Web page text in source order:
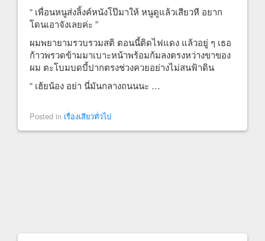
“ เพื่อนหนูส่งลิ้งค์หนังโป๊มาให้ หนูดูแล้วเสียวหี อยาก
โดนเอาจังเลยค่ะ ”
ผมพยายามรวบรวมสติ ตอนนี้ติดไฟแดง แล้วอยู่ ๆ เธอ
ก้าวพรวดข้ามมาเบาะหน้าพร้อมก้มลงตรงหว่างขาของ
ผม ตะโบมบดบี้ปากตรงช่วงควยอย่างไม่สนฟ้าดิน
“ เฮ้ยน้อง อย่า นี่มันกลางถนนนะ …
Posted in เรื่องเสียวทั่วไป